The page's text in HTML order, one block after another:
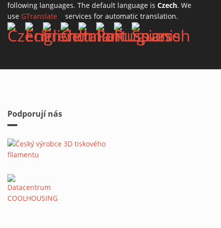
following languages. The default language is Czech. We
use GTranslate (link is external)
services for automatic translation.
Podporují nás